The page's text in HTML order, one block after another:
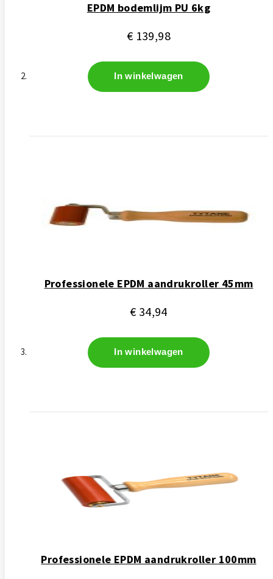
EPDM bodemlijm PU 6kg
€ 139,98
In winkelwagen
Professionele EPDM aandrukroller 45mm
€ 34,94
In winkelwagen
Professionele EPDM aandrukroller 100mm